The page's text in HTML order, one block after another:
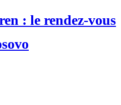
: le rendez-vous